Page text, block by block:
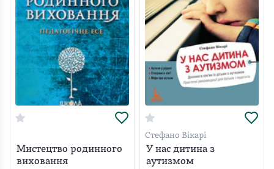
Мистецтво родинного
виховання
Стефано Вікарі
У нас дитина з
аутизмом